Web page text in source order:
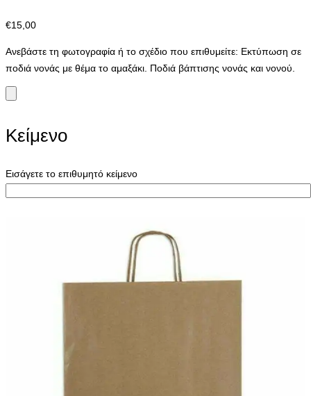
€15,00
Ανεβάστε τη φωτογραφία ή το σχέδιο που επιθυμείτε: Εκτύπωση σε
ποδιά νονάς με θέμα το αμαξάκι. Ποδιά βάπτισης νονάς και νονού.
Κείμενο
Εισάγετε το επιθυμητό κείμενο